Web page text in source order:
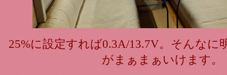
25%に設定すれば0.3A/13.7V。そんなに
がまぁまぁいけます。